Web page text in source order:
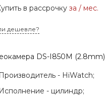
в рассрочкуза/ мес.
дешевле?
DS-I850M (2.8mm)
Производитель - HiWatch;
Исполнение - цилиндр;